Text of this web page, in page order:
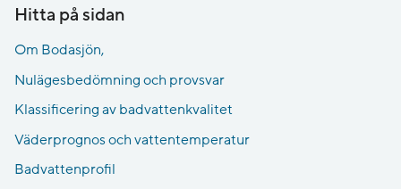
Hitta på sidan
Om Bodasjön,
Nulägesbedömning och provsvar
Klassificering av badvattenkvalitet
Väderprognos och vattentemperatur
Badvattenprofil